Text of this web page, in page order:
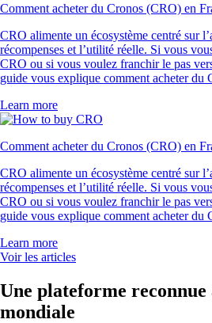
Comment acheter du Cronos (CRO) en
CRO alimente un écosystème centré sur
récompenses et l’utilité réelle. Si vous
CRO ou si vous voulez franchir le pas
guide vous explique comment acheter du
Learn more
Comment acheter du Cronos (CRO) en
CRO alimente un écosystème centré sur
récompenses et l’utilité réelle. Si vous
CRO ou si vous voulez franchir le pas
guide vous explique comment acheter du
Learn more
Voir les articles
Une plateforme reconnue
mondiale